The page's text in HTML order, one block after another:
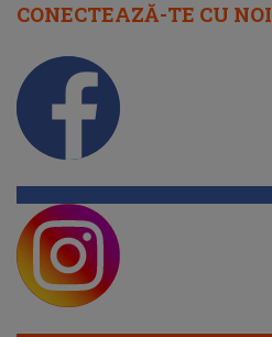
CONECTEAZĂ-TE CU NOI